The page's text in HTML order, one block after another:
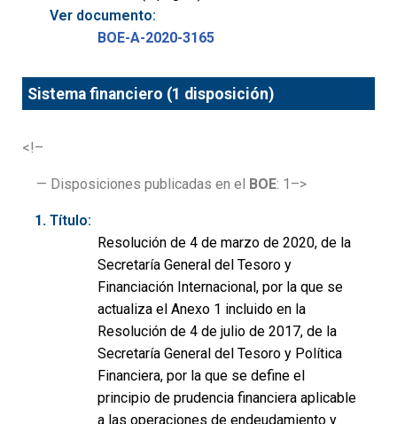
Ver documento:
BOE-A-2020-3165
Sistema financiero (1 disposición)
<!–
— Disposiciones publicadas en el BOE: 1–>
Título:
Resolución de 4 de marzo de 2020, de la
Secretaría General del Tesoro y
Financiación Internacional, por la que se
actualiza el Anexo 1 incluido en la
Resolución de 4 de julio de 2017, de la
Secretaría General del Tesoro y Política
Financiera, por la que se define el
principio de prudencia financiera aplicable
a las operaciones de endeudamiento y